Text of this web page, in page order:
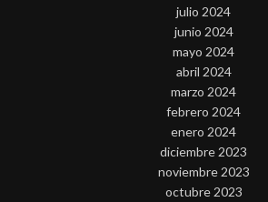
julio 2024
junio 2024
mayo 2024
abril 2024
marzo 2024
febrero 2024
enero 2024
diciembre 2023
noviembre 2023
octubre 2023